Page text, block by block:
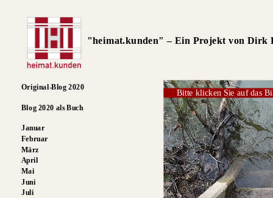
"heimat.kunden" – Ein Projekt von Dirk
Original-Blog 2020
Blog 2020 als Buch
Januar
Februar
März
April
Mai
Juni
Juli
Bitte klicken Sie auf das